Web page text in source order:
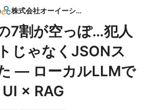
株式会社オーイーシー
7割が空っぽ…犯人
じゃなくJSONス
— ローカルLLMで
× RAG